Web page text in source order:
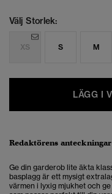
Välj Storlek:
XS S M
LÄGG I
Redaktörens anteckningar
Ge din garderob lite äkta
basplagg är ett mysigt
värmen i lyxig mjukhet och